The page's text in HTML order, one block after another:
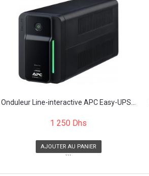
Onduleur Line-interactive APC Easy-UPS...
1 250 Dhs
AJOUTER AU PANIER
```